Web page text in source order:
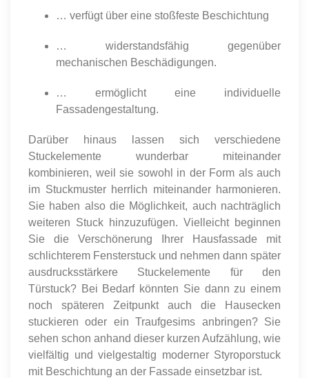
… verfügt über eine stoßfeste Beschichtung
… widerstandsfähig gegenüber
mechanischen Beschädigungen.
… ermöglicht eine individuelle
Fassadengestaltung.
Darüber hinaus lassen sich verschiedene
Stuckelemente wunderbar miteinander
kombinieren, weil sie sowohl in der Form als auch
im Stuckmuster herrlich miteinander harmonieren.
Sie haben also die Möglichkeit, auch nachträglich
weiteren Stuck hinzuzufügen. Vielleicht beginnen
Sie die Verschönerung Ihrer Hausfassade mit
schlichterem Fensterstuck und nehmen dann später
ausdrucksstärkere Stuckelemente für den
Türstuck? Bei Bedarf könnten Sie dann zu einem
noch späteren Zeitpunkt auch die Hausecken
stuckieren oder ein Traufgesims anbringen? Sie
sehen schon anhand dieser kurzen Aufzählung, wie
vielfältig und vielgestaltig moderner Styroporstuck
mit Beschichtung an der Fassade einsetzbar ist.